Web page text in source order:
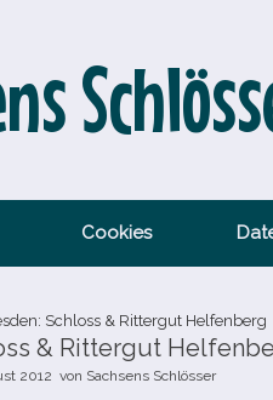
Cookies
Schloss & Rittergut Helfenberg
& Rittergut
2012 von Sachsens Schlösser